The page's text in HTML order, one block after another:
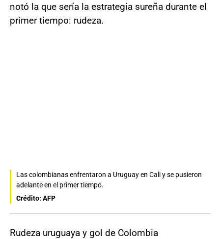
notó la que sería la estrategia sureña durante el
primer tiempo: rudeza.
Las colombianas enfrentaron a Uruguay en Cali y se pusieron
adelante en el primer tiempo.
Crédito: AFP
Rudeza uruguaya y gol de Colombia